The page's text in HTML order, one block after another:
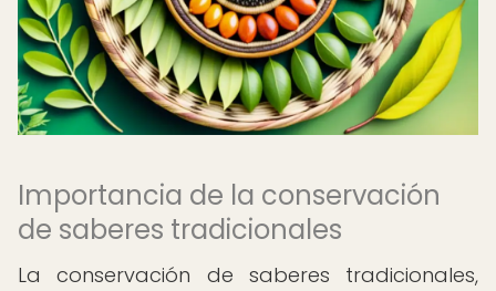
Importancia de la conservación
de saberes tradicionales
La conservación de saberes tradicionales,